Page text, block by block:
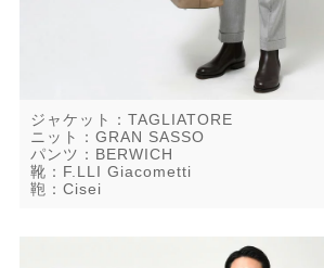
ジャケット：TAGLIATORE
ニット：GRAN SASSO
パンツ：BERWICH
靴：F.LLI Giacometti
鞄：Cisei